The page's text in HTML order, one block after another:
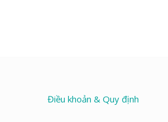
Điều khoản & Quy định